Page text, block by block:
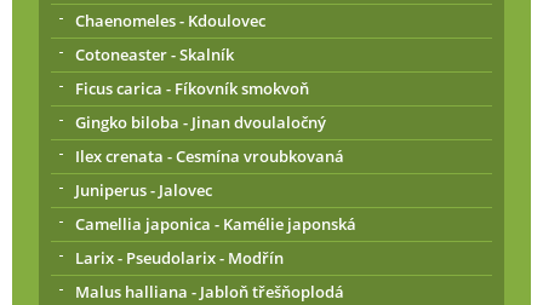
Chaenomeles - Kdoulovec
Cotoneaster - Skalník
Ficus carica - Fíkovník smokvoň
Gingko biloba - Jinan dvoulaločný
Ilex crenata - Cesmína vroubkovaná
Juniperus - Jalovec
Camellia japonica - Kamélie japonská
Larix - Pseudolarix - Modřín
Malus halliana - Jabloň třešňoplodá